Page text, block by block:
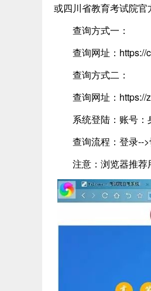
或四川省教育考试院官
查询方式一：
查询网址：https://
查询方式二：
查询网址：https://
系统登陆：账号：
查询流程：登录-->
注意：浏览器推荐